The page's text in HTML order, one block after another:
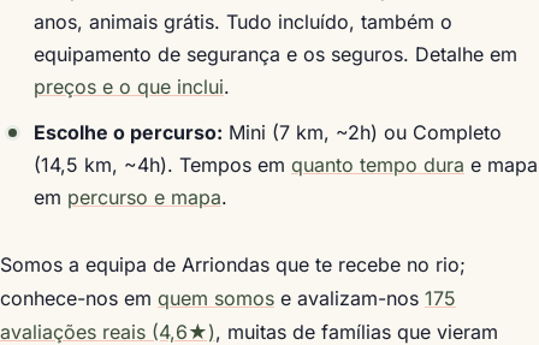
anos, animais grátis. Tudo incluído, também o
equipamento de segurança e os seguros. Detalhe em
preços e o que inclui.
Escolhe o percurso: Mini (7 km, ~2h) ou Completo
(14,5 km, ~4h). Tempos em quanto tempo dura e mapa
em percurso e mapa.
Somos a equipa de Arriondas que te recebe no rio;
conhece-nos em quem somos e avalizam-nos 175
avaliações reais (4,6★), muitas de famílias que vieram